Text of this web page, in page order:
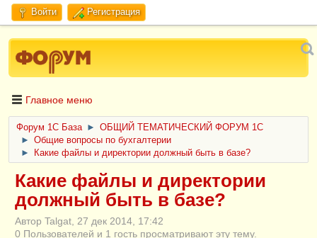
Войти Регистрация
Главное меню
Форум 1C База ►
ОБЩИЙ ТЕМАТИЧЕСКИЙ ФОРУМ 1С
►
Общие вопросы по бухгалтерии
►
Какие файлы и директории должный быть в базе?
Какие файлы и директории
должный быть в базе?
Автор Talgat, 27 дек 2014, 17:42
0 Пользователей и 1 гость просматривают эту тему.